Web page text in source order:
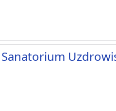
Sanatorium